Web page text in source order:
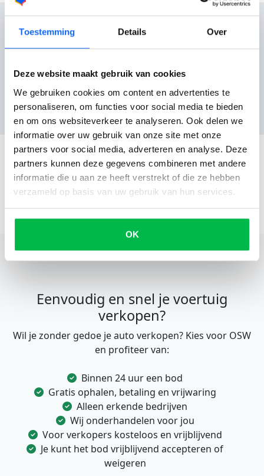
Toestemming Details Over
Deze website maakt gebruik van cookies
We gebruiken cookies om content en advertenties te
personaliseren, om functies voor social media te bieden
en om ons websiteverkeer te analyseren. Ook delen we
informatie over uw gebruik van onze site met onze
partners voor social media, adverteren en analyse. Deze
partners kunnen deze gegevens combineren met andere
informatie die u aan ze heeft verstrekt of die ze hebben
verzameld op basis van uw gebruik van hun services.
OK
Nog geen reviews
Eenvoudig en snel je voertuig
verkopen?
Wil je zonder gedoe je auto verkopen? Kies voor OSW
en profiteer van:
Binnen 24 uur een bod
Gratis ophalen, betaling en vrijwaring
Alleen erkende bedrijven
Wij onderhandelen voor jou
Voor verkopers kosteloos en vrijblijvend
Je kunt het bod vrijblijvend accepteren of
weigeren